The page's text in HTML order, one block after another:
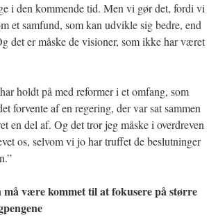
i den kommende tid. Men vi gør det, fordi vi
et samfund, som kan udvikle sig bedre, end
det er måske de visioner, som ikke har været
holdt på med reformer i et omfang, som
forvente af en regering, der var sat sammen
en del af. Og det tror jeg måske i overdreven
os, selvom vi jo har truffet de beslutninger
være kommet til at fokusere på større